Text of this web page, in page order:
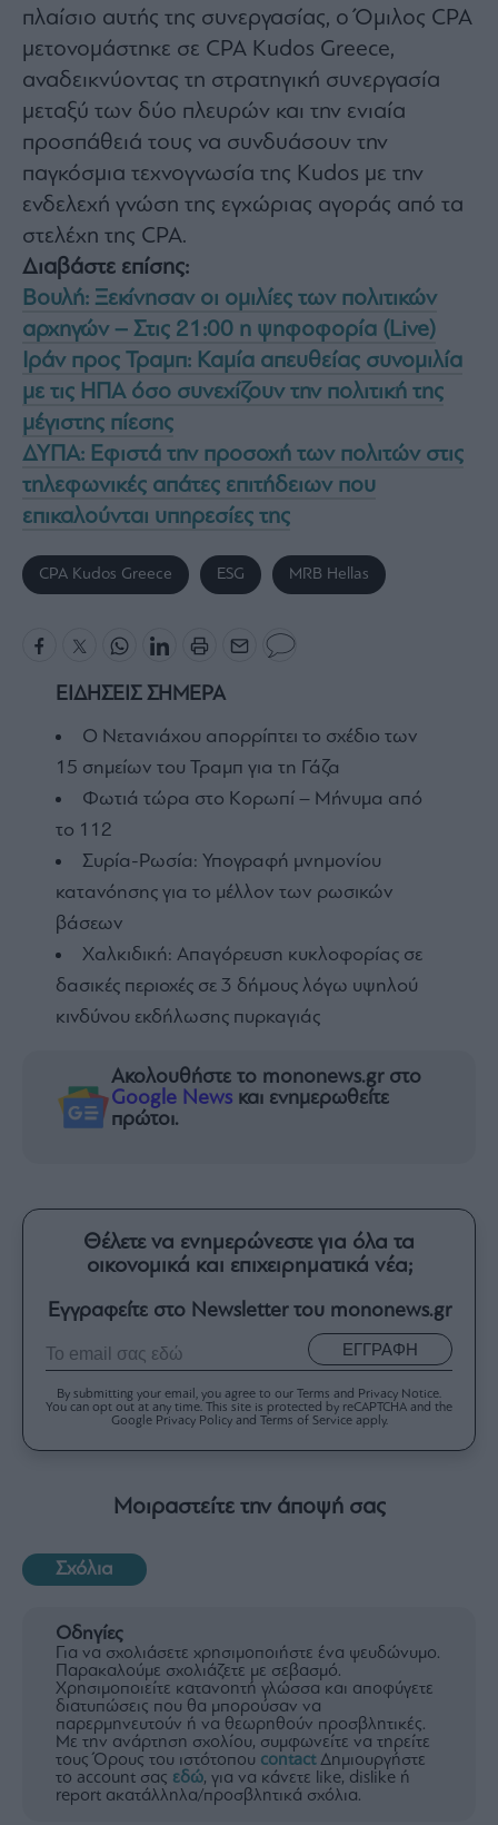
πλαίσιο αυτής της συνεργασίας, ο Όμιλος CPA
μετονομάστηκε σε CPA Kudos Greece,
αναδεικνύοντας τη στρατηγική συνεργασία
μεταξύ των δύο πλευρών και την ενιαία
προσπάθειά τους να συνδυάσουν την
παγκόσμια τεχνογνωσία της Kudos με την
ενδελεχή γνώση της εγχώριας αγοράς από τα
στελέχη της CPA.
Διαβάστε επίσης:
Βουλή: Ξεκίνησαν οι ομιλίες των πολιτικών
αρχηγών – Στις 21:00 η ψηφοφορία (Live)
Ιράν προς Τραμπ: Καμία απευθείας συνομιλία
με τις ΗΠΑ όσο συνεχίζουν την πολιτική της
μέγιστης πίεσης
ΔΥΠΑ: Εφιστά την προσοχή των πολιτών στις
τηλεφωνικές απάτες επιτήδειων που
επικαλούνται υπηρεσίες της
CPA Kudos Greece ESG MRB Hellas
ΕΙΔΗΣΕΙΣ ΣΗΜΕΡΑ
Ο Νετανιάχου απορρίπτει το σχέδιο των
15 σημείων του Τραμπ για τη Γάζα
Φωτιά τώρα στο Κορωπί – Μήνυμα από
το 112
Συρία-Ρωσία: Υπογραφή μνημονίου
κατανόησης για το μέλλον των ρωσικών
βάσεων
Χαλκιδική: Απαγόρευση κυκλοφορίας σε
δασικές περιοχές σε 3 δήμους λόγω υψηλού
κινδύνου εκδήλωσης πυρκαγιάς
Ακολουθήστε το mononews.gr στο
Google News και ενημερωθείτε
πρώτοι.
Θέλετε να ενημερώνεστε για όλα τα
οικονομικά και επιχειρηματικά νέα;
Εγγραφείτε στο Newsletter του mononews.gr
ΕΓΓΡΑΦΗ
By submitting your email, you agree to our Terms and Privacy Notice.
You can opt out at any time. This site is protected by reCAPTCHA and the
Google Privacy Policy and Terms of Service apply.
Μοιραστείτε την άποψή σας
Σχόλια
Οδηγίες
Για να σχολιάσετε χρησιμοποιήστε ένα ψευδώνυμο.
Παρακαλούμε σχολιάζετε με σεβασμό.
Χρησιμοποιείτε κατανοητή γλώσσα και αποφύγετε
διατυπώσεις που θα μπορούσαν να
παρερμηνευτούν ή να θεωρηθούν προσβλητικές.
Με την ανάρτηση σχολίου, συμφωνείτε να τηρείτε
τους Όρους του ιστότοπου contactΔημιουργήστε
το account σας εδώ, για να κάνετε like, dislike ή
report ακατάλληλα/προσβλητικά σχόλια.